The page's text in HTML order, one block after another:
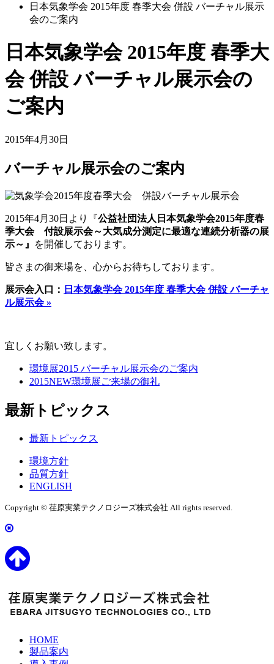
日本気象学会 2015年度 春季大会 併設 バーチャル展示
会のご案内
日本気象学会 2015年度 春季大
会 併設 バーチャル展示会の
ご案内
2015年4月30日
バーチャル展示会のご案内
2015年4月30日より『 公益社団法人日本気象学会2015年度春
季大会 付設展示会～大気成分測定に最適な連続分析器の展
示～』
を開催しております。
皆さまの御来場を、心からお待ちしております。
展示会入口： 日本気象学会 2015年度 春季大会 併設 バーチャ
ル展示会 »
宜しくお願い致します。
環境展2015 バーチャル展示会のご案内
2015NEW環境展ご来場の御礼
最新トピックス
最新トピックス
環境方針
品質方針
ENGLISH
Copyright © 荏原実業テクノロジーズ株式会社 All rights reserved.
HOME
製品案内